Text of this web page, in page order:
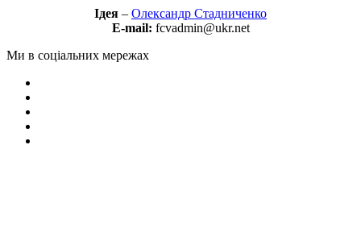
Ідея – Олександр Стадниченко
E-mail: fcvadmin@ukr.net
Ми в соціальних мережах